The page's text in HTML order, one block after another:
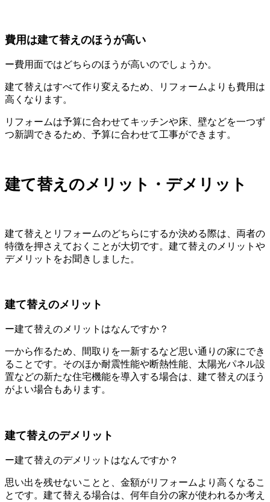
費用は建て替えのほうが高い
ー費用面ではどちらのほうが高いのでしょうか。
建て替えはすべて作り変えるため、リフォームよりも費用は
高くなります。
リフォームは予算に合わせてキッチンや床、壁などを一つず
つ新調できるため、予算に合わせて工事ができます。
建て替えのメリット・デメリット
建て替えとリフォームのどちらにするか決める際は、両者の
特徴を押さえておくことが大切です。建て替えのメリットや
デメリットをお聞きしました。
建て替えのメリット
ー建て替えのメリットはなんですか？
一から作るため、間取りを一新するなど思い通りの家にでき
ることです。そのほか耐震性能や断熱性能、太陽光パネル設
置などの新たな住宅機能を導入する場合は、建て替えのほう
がよい場合もあります。
建て替えのデメリット
ー建て替えのデメリットはなんですか？
思い出を残せないことと、金額がリフォームより高くなるこ
とです。建て替える場合は、何年自分の家が使われるか考え